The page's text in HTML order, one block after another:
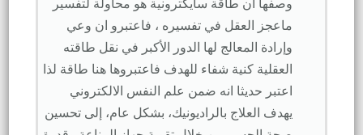
وصفها ان طاقة سايكترونية هو محاولة لتفسير
ماعجز العقل في تفسيره ، فاعتبرو ان وعي
وإرادة المعالج لها الدور الأكبر في نقل طاقته
العقلية كنية شفاء للهدف فاعتبروها هنا طاقة لذا
اعتبر حديثا انه ضمن علم النفس الالكتروني
يهدف العلاج بالراديونيك، بشكل عام، إلى تحسين